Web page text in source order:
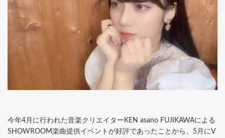
今年4月に行われた音楽クリエイターKEN asano FUJIKAWAによる
SHOWROOM楽曲提供イベントが好評であったことから、5月にV